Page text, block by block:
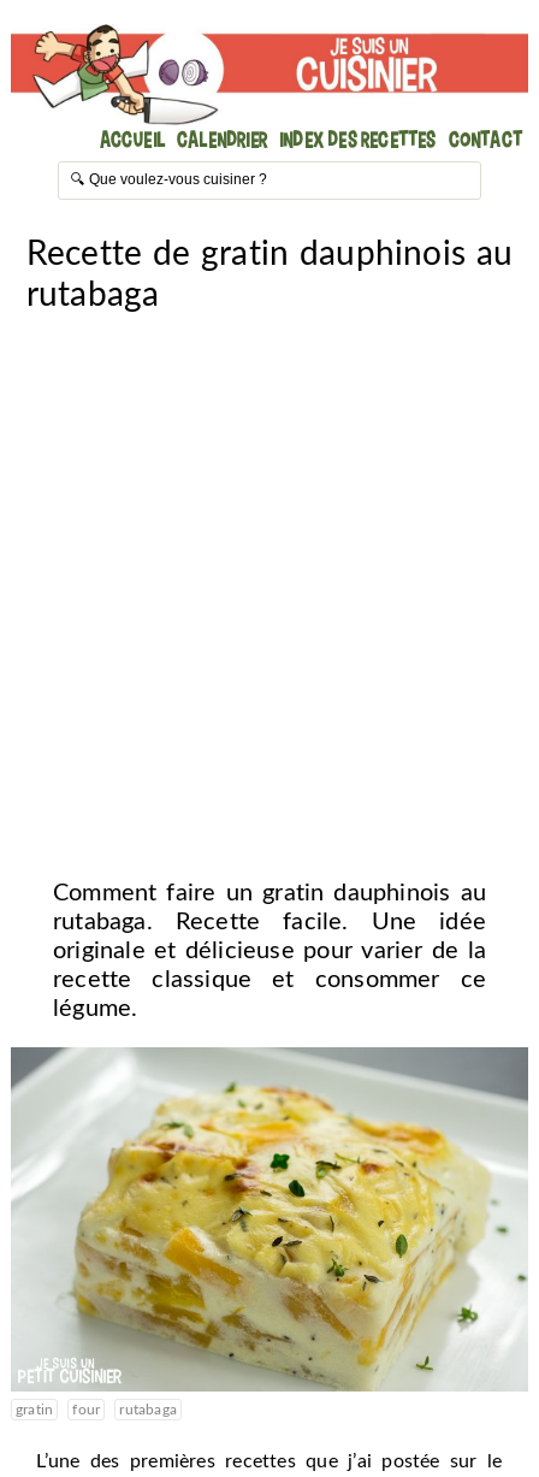
Accueil Calendrier Index des recettes Contact
Recette de gratin dauphinois au
rutabaga
Comment faire un gratin dauphinois au
rutabaga. Recette facile. Une idée
originale et délicieuse pour varier de la
recette classique et consommer ce
légume.
gratin four rutabaga
L’une des premières recettes que j’ai postée sur le